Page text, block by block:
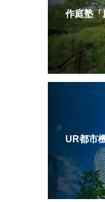
作庭塾「
UR都市